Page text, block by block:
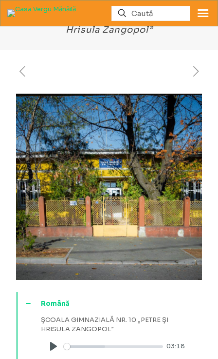
Școala Gimnazială Nr. 10 „Petre și
Hrisula Zangopol”
Română
ŞCOALA GIMNAZIALĂ NR. 10 „PETRE ŞI
HRISULA ZANGOPOL”
Play
03:18